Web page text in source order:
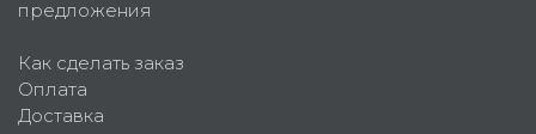
предложения
Как сделать заказ
Оплата
Доставка